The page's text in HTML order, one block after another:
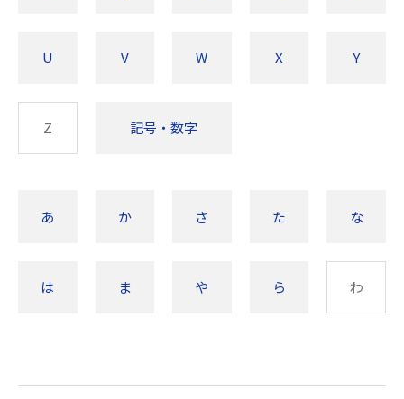
U V W X Y
Z 記号・数字
あ か さ た な
は ま や ら わ